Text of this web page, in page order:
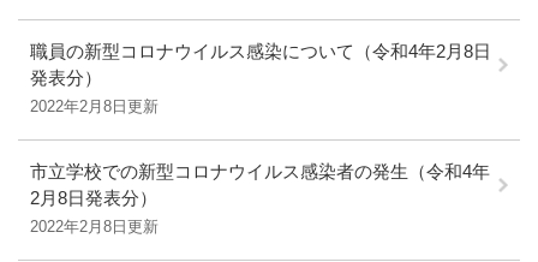
職員の新型コロナウイルス感染について（令和4年2月8日
発表分）
2022年2月8日更新
市立学校での新型コロナウイルス感染者の発生（令和4年
2月8日発表分）
2022年2月8日更新